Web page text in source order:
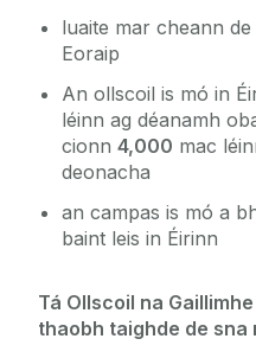
luaite mar cheann de
Eoraip
An ollscoil is mó in
léinn ag déanamh
cionn 4,000 mac
deonacha
an campas is mó a
baint leis in Éirinn
Tá Ollscoil na
thaobh taighde de sna